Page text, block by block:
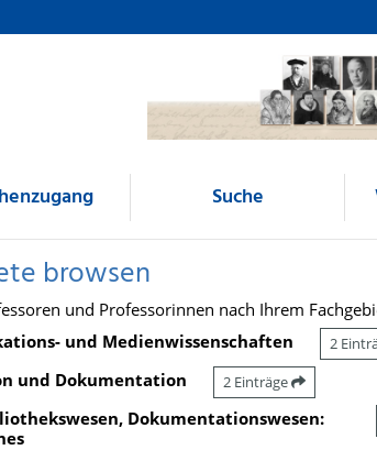
Suche
browsen
und Professorinnen nach Ihrem
und Medienwissenschaften
2
und Dokumentation 2 Einträge
Dokumentationswesen: